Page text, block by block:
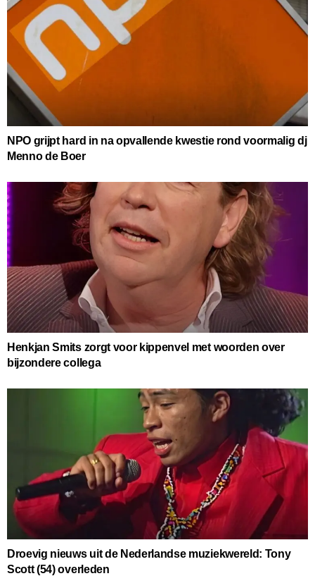
NPO grijpt hard in na opvallende kwestie rond voormalig dj
Menno de Boer
Henkjan Smits zorgt voor kippenvel met woorden over
bijzondere collega
Droevig nieuws uit de Nederlandse muziekwereld: Tony
Scott (54) overleden